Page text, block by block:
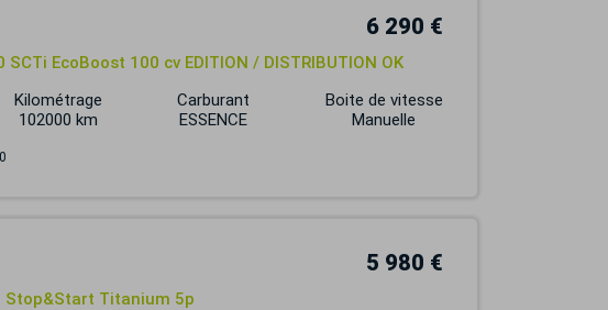
6 290 €
EcoBoost 100 cv EDITION / DISTRIBUTION OK
Kilométrage
102000 km
Carburant
ESSENCE
Boite de vitesse
Manuelle
5 980 €
Stop&Start Titanium 5p